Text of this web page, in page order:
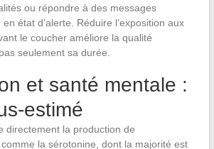
ou répondre à des messages
état d’alerte. Réduire l’exposition aux
le coucher améliore la qualité
seulement sa durée.
et santé mentale :
estimé
directement la production de
la sérotonine, dont la majorité est